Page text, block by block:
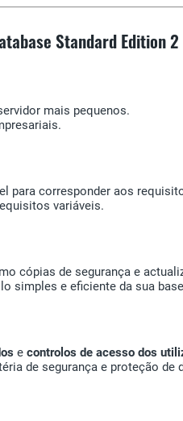
Standard Edition 2
mais pequenos.
corresponder aos
variáveis.
cópias de segurança e
simples e eficiente da sua
e controlos de acesso dos
de segurança e proteção de